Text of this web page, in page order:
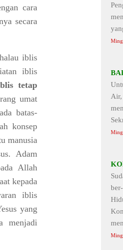
cara
secara
iblis
iblis
tetap
umat
batas-
konsep
manusia
Adam
Allah
kepada
iblis
yang
menjadi
Air,